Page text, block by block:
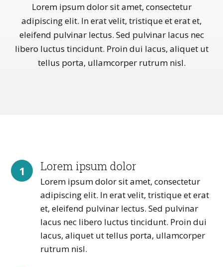
Lorem ipsum dolor sit amet, consectetur
adipiscing elit. In erat velit, tristique et erat et,
eleifend pulvinar lectus. Sed pulvinar lacus nec
libero luctus tincidunt. Proin dui lacus, aliquet ut
tellus porta, ullamcorper rutrum nisl.
1 Lorem ipsum dolor
Lorem ipsum dolor sit amet, consectetur
adipiscing elit. In erat velit, tristique et erat
et, eleifend pulvinar lectus. Sed pulvinar
lacus nec libero luctus tincidunt. Proin dui
lacus, aliquet ut tellus porta, ullamcorper
rutrum nisl.